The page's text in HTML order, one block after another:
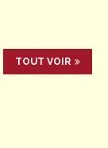
TOUT VOIR